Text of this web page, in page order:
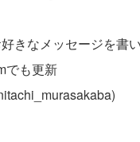
きなメッセージを書
でも更新